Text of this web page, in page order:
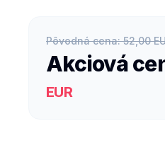
Pôvodná cena: 52,00
Akciová
EUR